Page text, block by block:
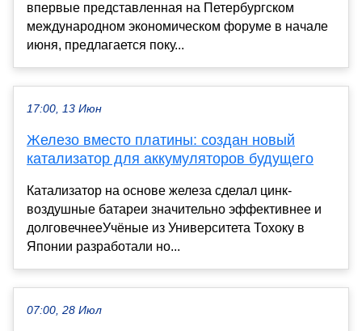
впервые представленная на Петербургском
международном экономическом форуме в начале
июня, предлагается поку...
17:00, 13 Июн
Железо вместо платины: создан новый
катализатор для аккумуляторов будущего
Катализатор на основе железа сделал цинк-
воздушные батареи значительно эффективнее и
долговечнееУчёные из Университета Тохоку в
Японии разработали но...
07:00, 28 Июл